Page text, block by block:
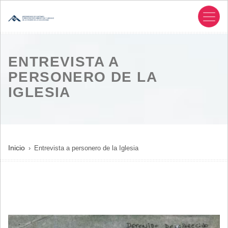
ENTREVISTA A
PERSONERO DE LA
IGLESIA
SOBRESCRIBIR
ENLACES
LA
Inicio Entrevista a personero de la Iglesia